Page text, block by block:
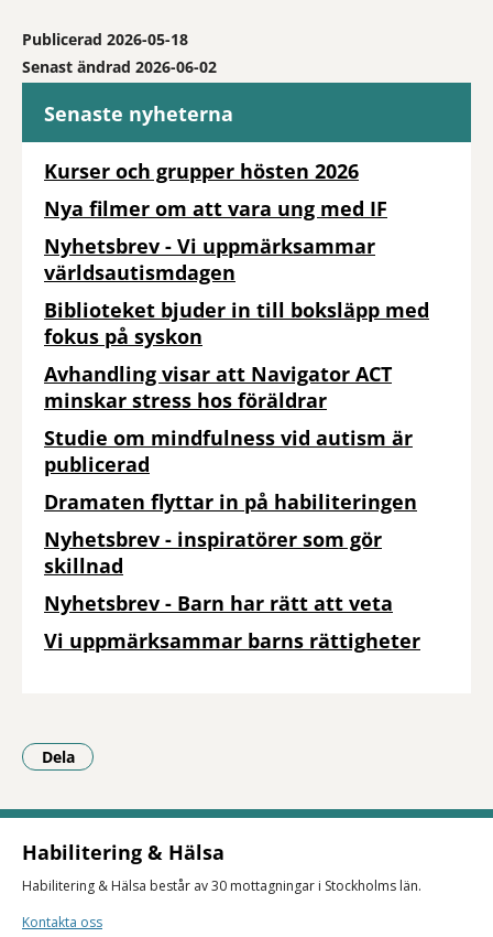
Publicerad 2026-05-18
Senast ändrad 2026-06-02
Senaste nyheterna
Kurser och grupper hösten 2026
Nya filmer om att vara ung med IF
Nyhetsbrev - Vi uppmärksammar
världsautismdagen
Biblioteket bjuder in till boksläpp med
fokus på syskon
Avhandling visar att Navigator ACT
minskar stress hos föräldrar
Studie om mindfulness vid autism är
publicerad
Dramaten flyttar in på habiliteringen
Nyhetsbrev - inspiratörer som gör
skillnad
Nyhetsbrev - Barn har rätt att veta
Vi uppmärksammar barns rättigheter
Dela
- Klicka för att öppna delningsalternativ.
Habilitering & Hälsa
Habilitering & Hälsa består av 30 mottagningar i Stockholms län.
Kontakta oss